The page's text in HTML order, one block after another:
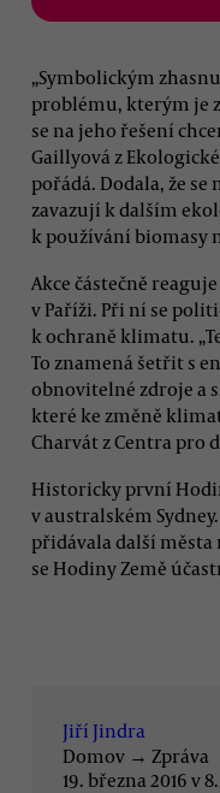
„Symbolickým
problému, kterým je
se na jeho řešení
Gaillyová z
pořádá. Dodala, že
zavazují k dalším
k používání biomasy
Akce částečně
v Paříži. Při ní se
k ochraně klimatu.
To znamená šetřit s
obnovitelné zdroje a
které ke změně
Charvát z Centra pro
Historicky první
v australském
přidávala další města
se Hodiny Země
Jiří Jindra
Domov → Zpráva
19. března 2016 v